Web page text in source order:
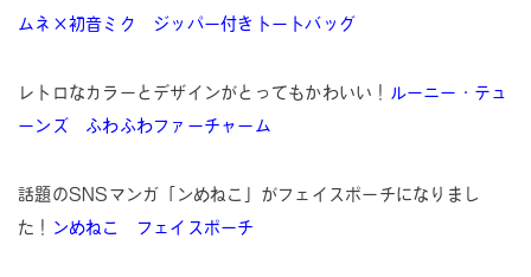
ムネ×初音ミク ジッパー付きトートバッグ
レトロなカラーとデザインがとってもかわいい！
ルーニー・テュ
ーンズ ふわふわファーチャーム
話題のSNSマンガ「ンめねこ」がフェイスポーチになりまし
た！
ンめねこ フェイスポーチ